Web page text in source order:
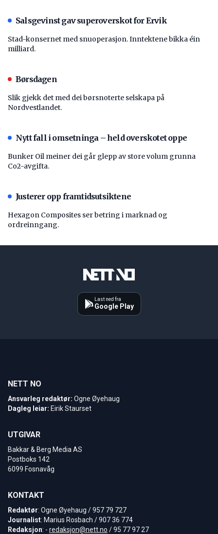
Salsgevinst gav superoverskot for Ervik
Stad-konsernet med snuoperasjon. Inntektene bikka éin
milliard.
Børsdagen
Slik gjekk det med dei børsnoterte selskapa på
Nordvestlandet.
Nytt fall i omsetninga – held overskotet oppe
Bunker Oil meiner dei går glepp av store volum grunna
Co2-avgifta.
Justerer opp framtidsutsiktene
Hexagon Composites ser betring i marknad og
ordreinngang.
Last ned fra
Google Play
NETT NO
Ansvarleg redaktør: Ogne Øyehaug
Dagleg leiar: Eirik Staurset
UTGIVAR
Bakkar & Berg Media AS
Postboks 142
6099 Fosnavåg
KONTAKT
Redaktør: Ogne Øyehaug / 957 79 727
Journalist: Marius Rosbach / 907 36 774
Redaksjon: - redaksjon@nett.no / 95 77 97 27